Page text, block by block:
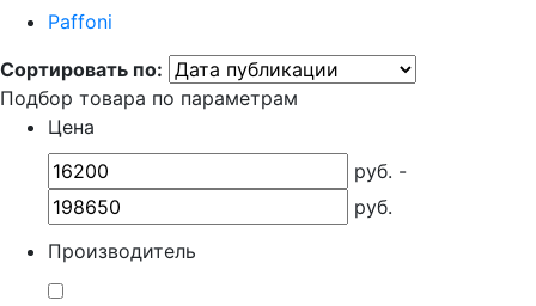
Paffoni
Сортировать по:
Подбор товара по параметрам
Цена
руб. -
руб.
Производитель